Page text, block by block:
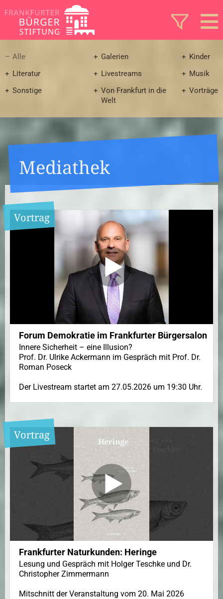
Alle Galerien
Kinder
Literatur
Livestreams
Musik
Sonstige
Von Frankfurt in die
Welt
Vorträge
Mediathek
Vortrag
Forum Demokratie im Frankfurter Bürgersalon
Innere Sicherheit – eine Illusion?
Prof. Dr. Ulrike Ackermann im Gespräch mit Prof. Dr.
Roman Poseck
Der Livestream startet am 27.05.2026 um 19:30 Uhr.
Vortrag
Frankfurter Naturkunden: Heringe
Lesung und Gespräch mit Holger Teschke und Dr.
Christopher Zimmermann
Mitschnitt der Veranstaltung vom 20. Mai 2026